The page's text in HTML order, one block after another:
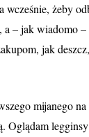
wcześnie, żeby
a – jak wiadomo
jak
mijanego
Oglądam